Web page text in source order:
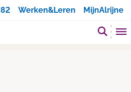
Werken&Leren MijnAlrijne